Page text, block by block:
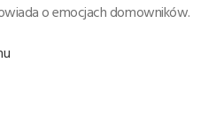
o emocjach domowników.